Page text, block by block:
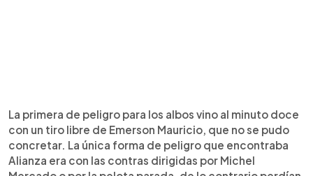
La primera de peligro para los albos vino al minuto doce
con un tiro libre de Emerson Mauricio, que no se pudo
concretar. La única forma de peligro que encontraba
Alianza era con las contras dirigidas por Michel